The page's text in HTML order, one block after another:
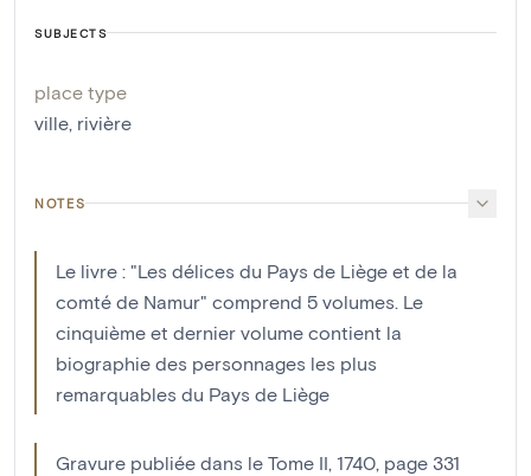
SUBJECTS
place type
ville rivière
NOTES
Le livre : "Les délices du Pays de Liège et de la
comté de Namur" comprend 5 volumes. Le
cinquième et dernier volume contient la
biographie des personnages les plus
remarquables du Pays de Liège
Gravure publiée dans le Tome II, 1740, page 331